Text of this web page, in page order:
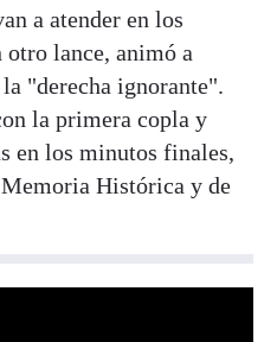
a atender en los
lance, animó a
"derecha ignorante".
la primera copla y
en los minutos finales,
Histórica y de